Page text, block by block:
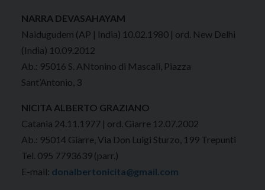
NARRA DEVASAHAYAM
Naidugudem (AP | India) 10.02.1980 | ord. New Delhi
(India) 10.09.2012
Ab.: 95016 S. ANtonino di Mascali, Piazza
Sant’Antonio, 3
NICITA ALBERTO GRAZIANO
Catania 24.11.1977 | ord. Giarre 12.07.2002
Ab.: 95014 Giarre, Via Don Luigi Sturzo, 199 Trepunti
Tel. 095 7793639 (parr.)
E-mail: donalbertonicita@gmail.com